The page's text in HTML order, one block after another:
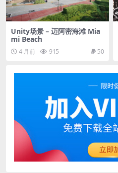
Unity场景 – 迈阿密海滩 Mia
mi Beach
4 月前 915 50